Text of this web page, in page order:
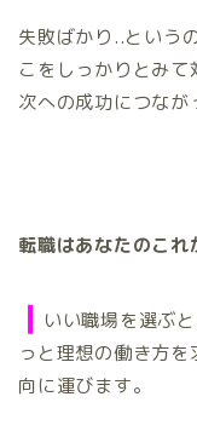
失敗ばかり..という
こをしっかりとみ
次への成功につなが
転職はあなたのこれ
❙ いい職場を選ぶ
っと理想の働き方
向に運びます。